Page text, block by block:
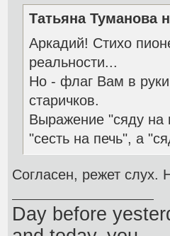
Татьяна Туманова
Аркадий! Стихо
реальности...
Но - флаг Вам в
старичков.
Выражение "сяду на
"сесть на печь", а
Согласен, режет слух.
Day before